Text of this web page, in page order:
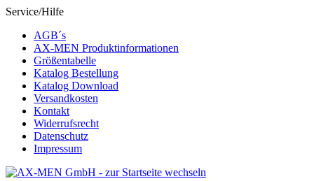
Service/Hilfe
AGB´s
AX-MEN Produktinformationen
Größentabelle
Katalog Bestellung
Katalog Download
Versandkosten
Kontakt
Widerrufsrecht
Datenschutz
Impressum